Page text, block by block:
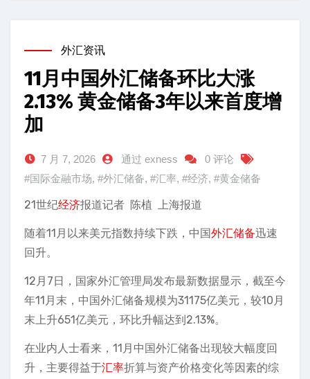
外汇资讯
11月中国外汇储备环比大涨
2.13% 黄金储备3年以来首度增
加
7 月 7, 2026 通过 exness
0 评论
#国际金融市场, #外汇储备, #汇率, #经济, #黄金储备
21世纪经济报道记者 陈植 上海报道
随着11月以来美元指数持续下跌，中国外汇储备迅速
回升。
12月7日，国家外汇管理局发布最新数据显示，截至今
年11月末，中国外汇储备规模为31175亿美元，较10月
末上升651亿美元，环比升幅达到2.13%。
在业内人士看来，11月中国外汇储备出现较大幅度回
升，主要得益于汇率折算与资产价格变化等因素的综